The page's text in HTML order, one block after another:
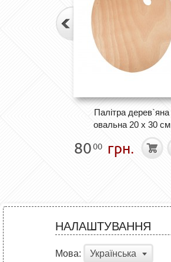
Палітра дерев`яна
овальна 20 х 30 см
8000 грн.
НАЛАШТУВАННЯ
Мова: Українська